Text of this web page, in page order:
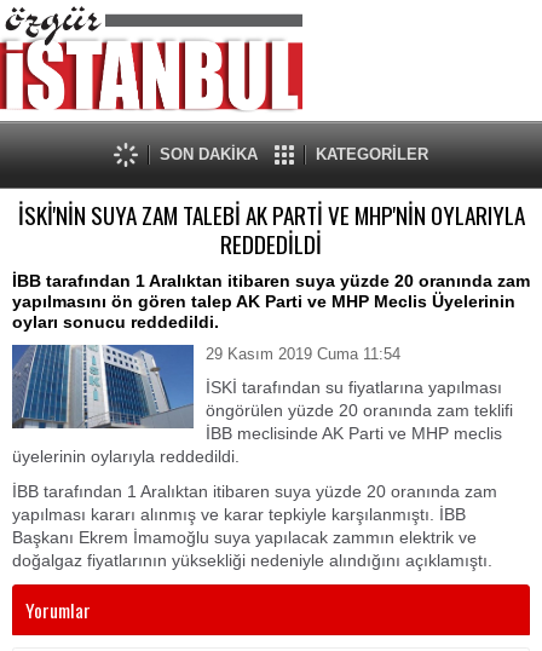
SON DAKİKA KATEGORİLER
İSKİ'NİN SUYA ZAM TALEBİ AK PARTİ VE MHP'NİN OYLARIYLA
REDDEDİLDİ
İBB tarafından 1 Aralıktan itibaren suya yüzde 20 oranında zam
yapılmasını ön gören talep AK Parti ve MHP Meclis Üyelerinin
oyları sonucu reddedildi.
29 Kasım 2019 Cuma 11:54
İSKİ tarafından su fiyatlarına yapılması
öngörülen yüzde 20 oranında zam teklifi
İBB meclisinde AK Parti ve MHP meclis
üyelerinin oylarıyla reddedildi.
İBB tarafından 1 Aralıktan itibaren suya yüzde 20 oranında zam
yapılması kararı alınmış ve karar tepkiyle karşılanmıştı. İBB
Başkanı Ekrem İmamoğlu suya yapılacak zammın elektrik ve
doğalgaz fiyatlarının yüksekliği nedeniyle alındığını açıklamıştı.
Yorumlar